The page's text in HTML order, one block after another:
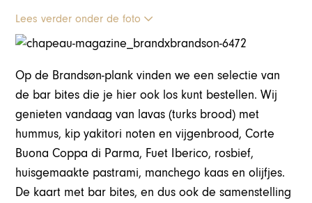
Lees verder onder de foto
Op de Brandsøn-plank vinden we een selectie van
de bar bites die je hier ook los kunt bestellen. Wij
genieten vandaag van lavas (turks brood) met
hummus, kip yakitori noten en vijgenbrood, Corte
Buona Coppa di Parma, Fuet Iberico, rosbief,
huisgemaakte pastrami, manchego kaas en olijfjes.
De kaart met bar bites, en dus ook de samenstelling